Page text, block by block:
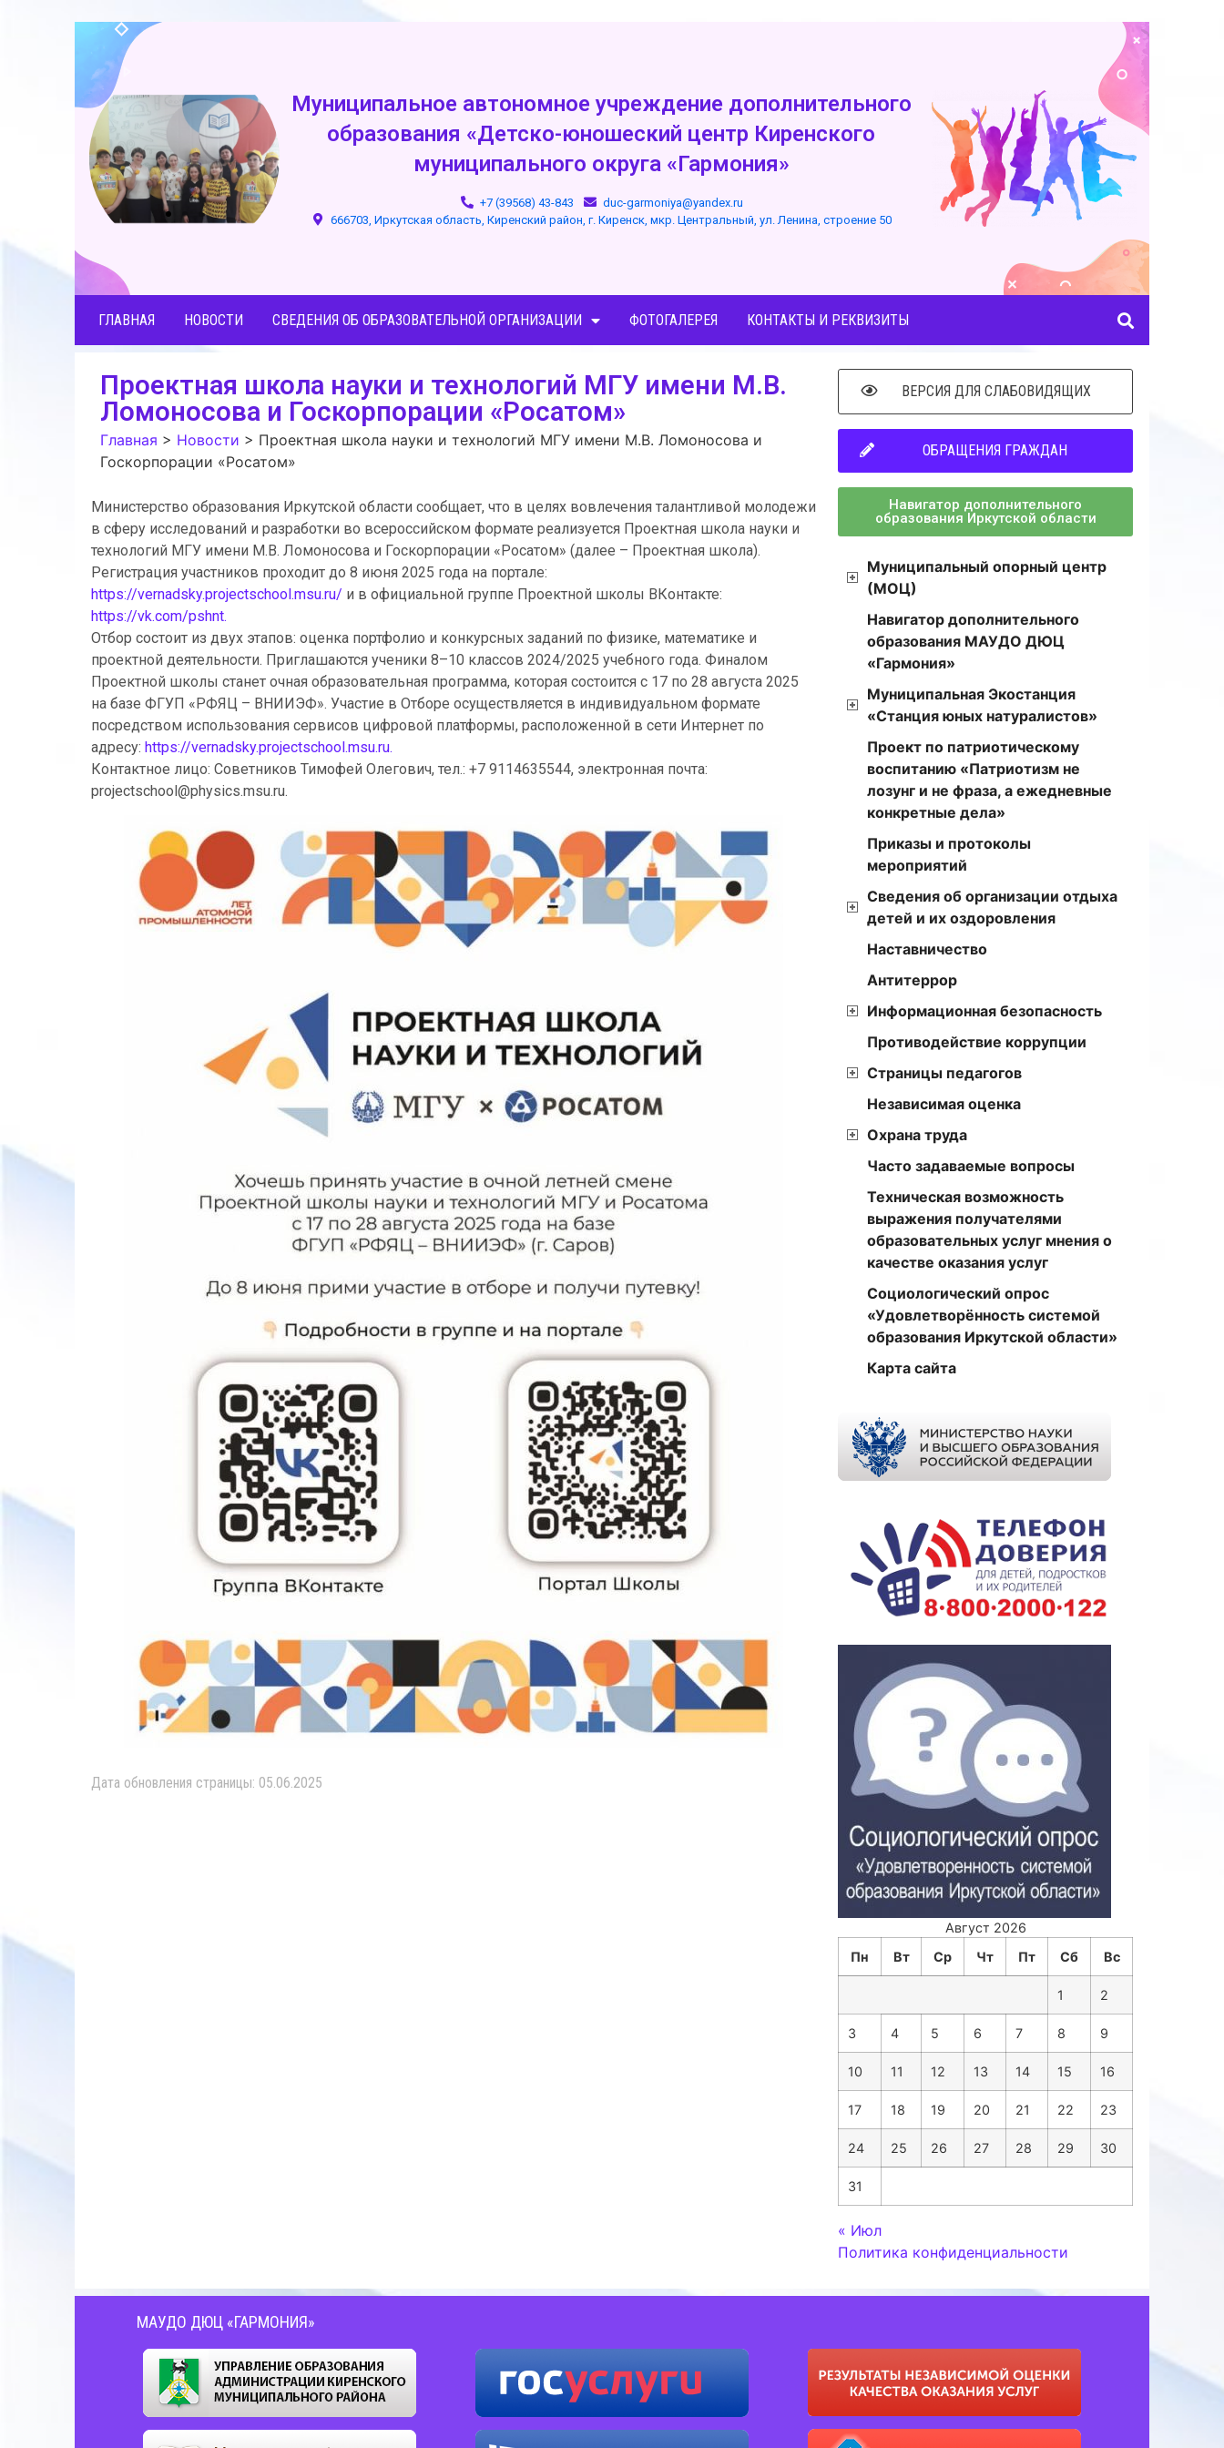
Муниципальное автономное учреждение дополнительного
образования «Детско-юношеский центр Киренского
муниципального округа «Гармония»
+7 (39568) 43-843
duc-garmoniya@yandex.ru
666703, Иркутская область, Киренский район, г. Киренск, мкр. Центральный, ул. Ленина, строение 50
ГЛАВНАЯ НОВОСТИ СВЕДЕНИЯ ОБ ОБРАЗОВАТЕЛЬНОЙ ОРГАНИЗАЦИИ ФОТОГАЛЕРЕЯ КОНТАКТЫ И РЕКВИЗИТЫ
Проектная школа науки и технологий МГУ имени М.В.
Ломоносова и Госкорпорации «Росатом»
Главная > Новости > Проектная школа науки и технологий МГУ имени М.В. Ломоносова и
Госкорпорации «Росатом»
Министерство образования Иркутской области сообщает, что в целях вовлечения талантливой молодежи
в сферу исследований и разработки во всероссийском формате реализуется Проектная школа науки и
технологий МГУ имени М.В. Ломоносова и Госкорпорации «Росатом» (далее – Проектная школа).
Регистрация участников проходит до 8 июня 2025 года на портале:
https://vernadsky.projectschool.msu.ru/ и в официальной группе Проектной школы ВКонтакте:
https://vk.com/pshnt.
Отбор состоит из двух этапов: оценка портфолио и конкурсных заданий по физике, математике и
проектной деятельности. Приглашаются ученики 8–10 классов 2024/2025 учебного года. Финалом
Проектной школы станет очная образовательная программа, которая состоится с 17 по 28 августа 2025
на базе ФГУП «РФЯЦ – ВНИИЭФ». Участие в Отборе осуществляется в индивидуальном формате
посредством использования сервисов цифровой платформы, расположенной в сети Интернет по
адресу: https://vernadsky.projectschool.msu.ru.
Контактное лицо: Советников Тимофей Олегович, тел.: +7 9114635544, электронная почта:
projectschool@physics.msu.ru.
Дата обновления страницы: 05.06.2025
ВЕРСИЯ ДЛЯ СЛАБОВИДЯЩИХ
ОБРАЩЕНИЯ ГРАЖДАН
Навигатор дополнительного
образования Иркутской области
Муниципальный опорный центр
(МОЦ)
Навигатор дополнительного
образования МАУДО ДЮЦ
«Гармония»
Муниципальная Экостанция
«Станция юных натуралистов»
Проект по патриотическому
воспитанию «Патриотизм не
лозунг и не фраза, а ежедневные
конкретные дела»
Приказы и протоколы
мероприятий
Сведения об организации отдыха
детей и их оздоровления
Наставничество
Антитеррор
Информационная безопасность
Противодействие коррупции
Страницы педагогов
Независимая оценка
Охрана труда
Часто задаваемые вопросы
Техническая возможность
выражения получателями
образовательных услуг мнения о
качестве оказания услуг
Социологический опрос
«Удовлетворённость системой
образования Иркутской области»
Карта сайта
Август 2026
Пн
Вт Ср Чт Пт Сб Вс
1 2
3 4 5 6 7 8 9
10 11 12 13 14 15 16
17 18 19 20 21 22 23
24 25 26 27 28 29 30
31
« Июл
Политика конфиденциальности
МАУДО ДЮЦ «ГАРМОНИЯ»